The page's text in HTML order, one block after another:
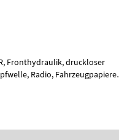
Fronthydraulik, druckloser
Radio, Fahrzeugpapiere